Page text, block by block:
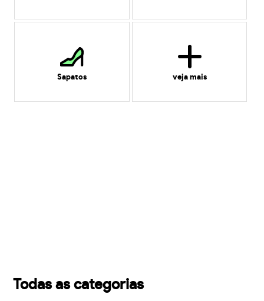
Sapatos veja mais
Todas as categorias